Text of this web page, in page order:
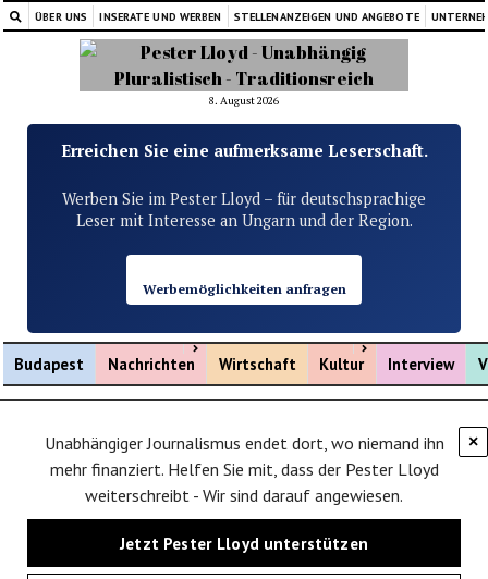
ÜBER UNS INSERATE UND WERBEN STELLENANZEIGEN UND ANGEBOTE
8. August 2026
Erreichen Sie eine aufmerksame Leserschaft.
Werben Sie im Pester Lloyd – für deutschsprachige
Leser mit Interesse an Ungarn und der Region.
Werbemöglichkeiten anfragen
Budapest Nachrichten
Menü öffnen
Wirtschaft Kultur
Menü öffnen
Interview
×
Unabhängiger Journalismus endet dort, wo niemand ihn
mehr finanziert. Helfen Sie mit, dass der Pester Lloyd
weiterschreibt - Wir sind darauf angewiesen.
Jetzt Pester Lloyd unterstützen